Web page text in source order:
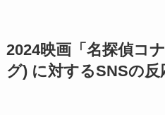
2024映画「名探偵コ
グ) に対するSNSの反